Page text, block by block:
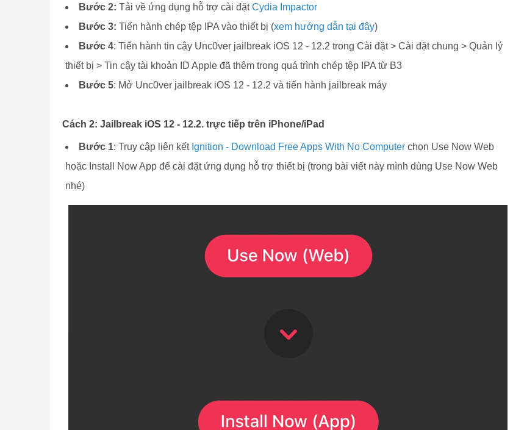
Bước 2: Tải về ứng dụng hỗ trợ cài đặtCydia Impactor
Bước 3: Tiến hành chép tệp IPA vào thiết bị (xem hướng dẫn tại đây)
Bước 4: Tiến hành tin cậy Unc0ver jailbreak iOS 12 - 12.2 trong Cài đặt > Cài đặt chung > Quản lý
thiết bị > Tin cậy tài khoản ID Apple đã thêm trong quá trình chép tệp IPA từ B3
Bước 5: Mở Unc0ver jailbreak iOS 12 - 12.2 và tiến hành jailbreak máy
Cách 2: Jailbreak iOS 12 - 12.2. trực tiếp trên iPhone/iPad
Bước 1: Truy cập liên kết Ignition - Download Free Apps With No Computer chọn Use Now Web
hoặc Install Now App để cài đặt ứng dụng hỗ trợ thiết bị (trong bài viết này mình dùng Use Now Web
nhé)